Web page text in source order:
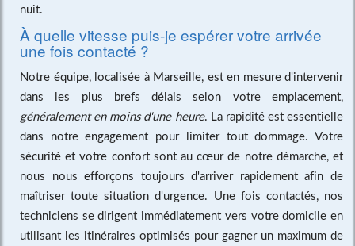
nuit.
À quelle vitesse puis-je espérer votre arrivée
une fois contacté ?
Notre équipe, localisée à Marseille, est en mesure d'intervenir
dans les plus brefs délais selon votre emplacement,
généralement en moins d'une heure. La rapidité est essentielle
dans notre engagement pour limiter tout dommage. Votre
sécurité et votre confort sont au cœur de notre démarche, et
nous nous efforçons toujours d'arriver rapidement afin de
maîtriser toute situation d'urgence. Une fois contactés, nos
techniciens se dirigent immédiatement vers votre domicile en
utilisant les itinéraires optimisés pour gagner un maximum de